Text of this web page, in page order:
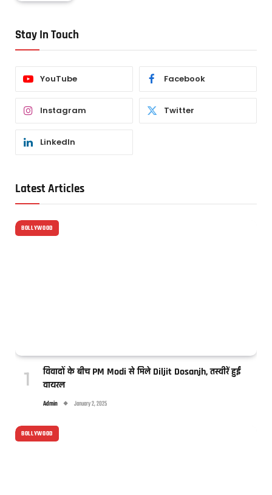
Stay In Touch
YouTube Facebook
Instagram Twitter
LinkedIn
Latest Articles
BOLLYWOOD
विवादों के बीच PM Modi से मिले Diljit Dosanjh, तस्वीरें हुईं
वायरल
Admin January 2, 2025
BOLLYWOOD